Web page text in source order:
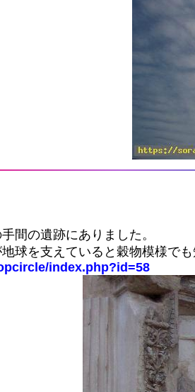
間の遺跡にありました。
球を支えていると穀物模様でも
index.php?id=58